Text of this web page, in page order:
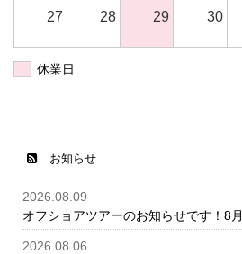
27 28 29 30
休業日
お知らせ
2026.08.09
オフショアツアーのお知らせです！8月
2026.08.06